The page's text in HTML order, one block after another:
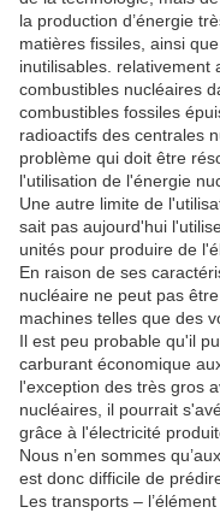
la production d’énergie
matières fissiles, ainsi
inutilisables. relativement
combustibles nucléaires
combustibles fossiles
radioactifs des centrales
problème qui doit être
l'utilisation de l'énergie
Une autre limite de
sait pas aujourd'hui
unités pour produire de
En raison de ses
nucléaire ne peut pas
machines telles que des
Il est peu probable qu'il
carburant économique
l'exception des très gros
nucléaires, il pourrait
grâce à l'électricité
Nous n’en sommes
est donc difficile de
Les transports –